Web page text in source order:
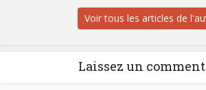
Voir tous les articles de
Laissez un